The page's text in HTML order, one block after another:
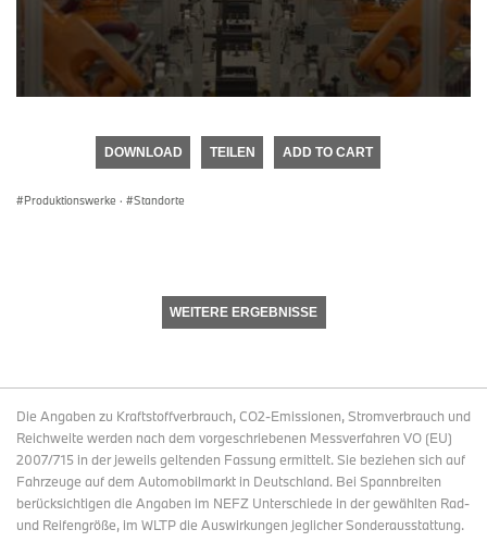
DOWNLOAD TEILEN ADD TO CART
Produktionswerke · Standorte
WEITERE ERGEBNISSE
Die Angaben zu Kraftstoffverbrauch, CO2-Emissionen, Stromverbrauch und
Reichweite werden nach dem vorgeschriebenen Messverfahren VO (EU)
2007/715 in der jeweils geltenden Fassung ermittelt. Sie beziehen sich auf
Fahrzeuge auf dem Automobilmarkt in Deutschland. Bei Spannbreiten
berücksichtigen die Angaben im NEFZ Unterschiede in der gewählten Rad-
und Reifengröße, im WLTP die Auswirkungen jeglicher Sonderausstattung.